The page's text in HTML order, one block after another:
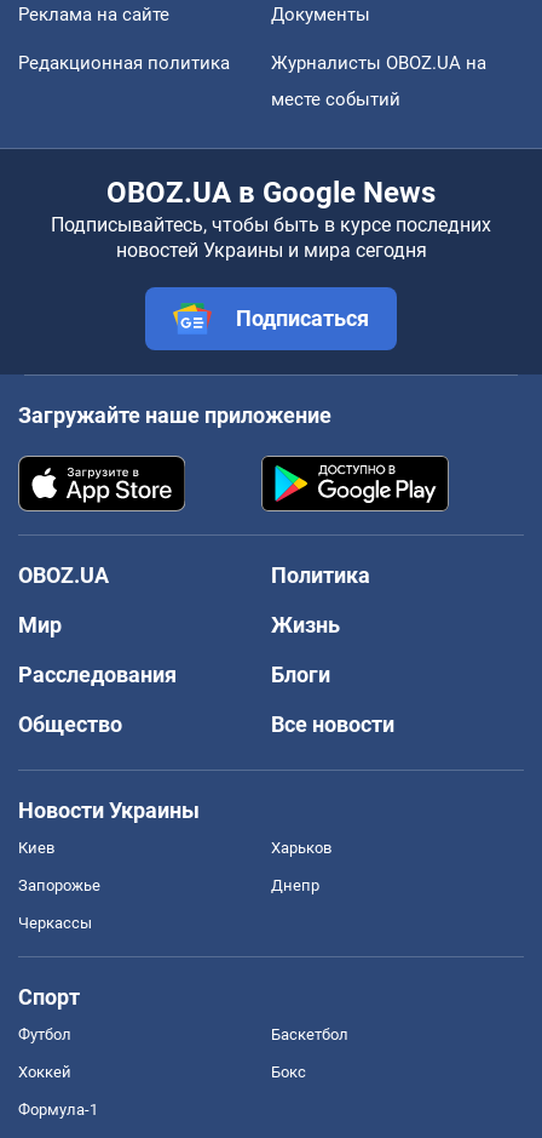
Реклама на сайте Документы
Редакционная политика
Журналисты OBOZ.UA на
месте событий
OBOZ.UA в Google News
Подписывайтесь, чтобы быть в курсе последних
новостей Украины и мира сегодня
Подписаться
Загружайте наше приложение
OBOZ.UA
Политика
Мир
Жизнь
Расследования
Блоги
Общество
Все новости
Новости Украины
Киев Харьков
Запорожье Днепр
Черкассы
Спорт
Футбол Баскетбол
Хоккей Бокс
Формула-1